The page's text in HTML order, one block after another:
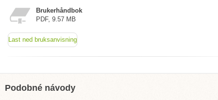
Brukerhåndbok
PDF, 9.57 MB
Last ned bruksanvisning
Podobné návody